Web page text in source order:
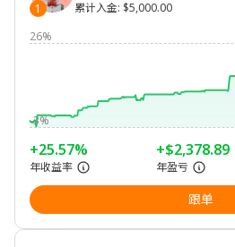
1
累计入金: $5,000.00
26%
-3%
+25.57%
年收益率
+$2,378.89
年盈亏
跟单